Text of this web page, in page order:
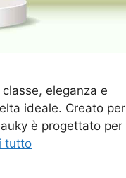
eleganza e
ideale. Creato per
è progettato per
tutto